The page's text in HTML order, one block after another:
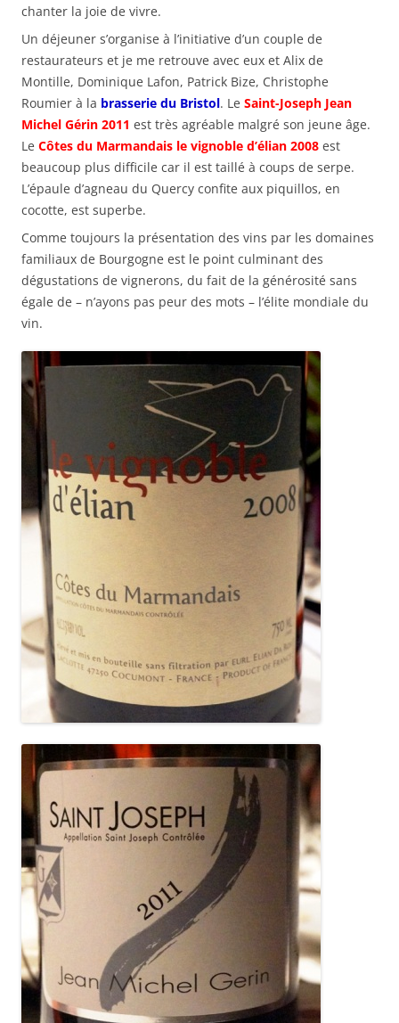
chanter la joie de vivre.
Un déjeuner s’organise à l’initiative d’un couple de
restaurateurs et je me retrouve avec eux et Alix de
Montille, Dominique Lafon, Patrick Bize, Christophe
Roumier à la brasserie du Bristol. Le Saint-Joseph Jean
Michel Gérin 2011 est très agréable malgré son jeune âge.
Le Côtes du Marmandais le vignoble d’élian 2008 est
beaucoup plus difficile car il est taillé à coups de serpe.
L’épaule d’agneau du Quercy confite aux piquillos, en
cocotte, est superbe.
Comme toujours la présentation des vins par les domaines
familiaux de Bourgogne est le point culminant des
dégustations de vignerons, du fait de la générosité sans
égale de – n’ayons pas peur des mots – l’élite mondiale du
vin.